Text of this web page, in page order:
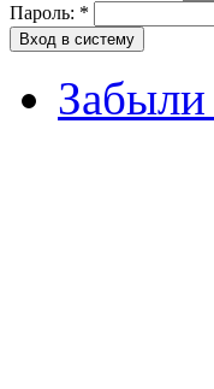
Пароль: *
Забыли